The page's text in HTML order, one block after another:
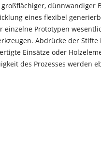
dünnwandiger
eines flexibel
einzelne Prototypen
Abdrücke der
Einsätze oder
des Prozesses werden